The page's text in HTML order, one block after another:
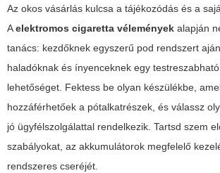
Az okos vásárlás kulcsa a tájékozódás és a
Aelektromos cigaretta vélemények alapján
tanács: kezdőknek egyszerű pod rendszert
haladóknak és ínyenceknek egy
lehetőséget. Fektess be olyan készülékbe,
hozzáférhetőek a pótalkatrészek, és válassz
jó ügyfélszolgálattal rendelkezik. Tartsd szem
szabályokat, az akkumulátorok megfelelő
rendszeres cseréjét.